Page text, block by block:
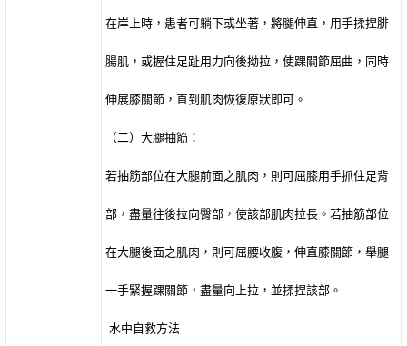
在岸上時，患者可躺下或坐著，將腿伸直，用手揉捏腓
腸肌，或握住足趾用力向後拗拉，使踝關節屈曲，同時
伸展膝關節，直到肌肉恢復原狀即可。
（二）大腿抽筋：
若抽筋部位在大腿前面之肌肉，則可屈膝用手抓住足背
部，盡量往後拉向臀部，使該部肌肉拉長。若抽筋部位
在大腿後面之肌肉，則可屈腰收腹，伸直膝關節，舉腿
一手緊握踝關節，盡量向上拉，並揉捏該部。
水中自救方法